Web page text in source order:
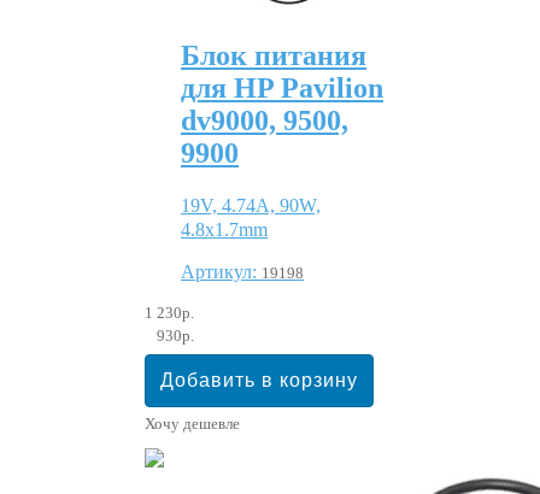
Блок питания
для HP Pavilion
dv9000, 9500,
9900
19V, 4.74A, 90W,
4.8х1.7mm
Артикул: 19198
1 230р.
930р.
Хочу дешевле